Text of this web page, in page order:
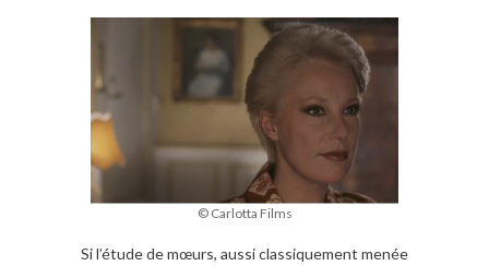
© Carlotta Films
Si l’étude de mœurs, aussi classiquement menée